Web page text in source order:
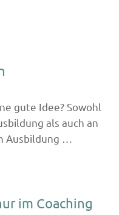
gute Idee? Sowohl
als auch an
Ausbildung …
im Coaching